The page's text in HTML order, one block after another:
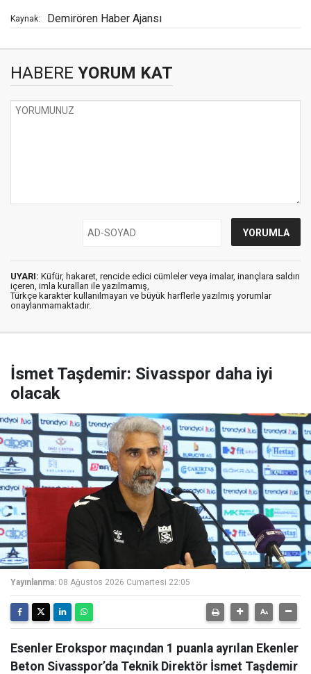
Kaynak: Demirören Haber Ajansı
HABERE YORUM KAT
UYARI: Küfür, hakaret, rencide edici cümleler veya imalar, inançlara saldırı
içeren, imla kuralları ile yazılmamış,
Türkçe karakter kullanılmayan ve büyük harflerle yazılmış yorumlar
onaylanmamaktadır.
İsmet Taşdemir: Sivasspor daha iyi
olacak
Yayınlanma: 08 Ağustos 2026 Cumartesi 22:05
Esenler Erokspor maçından 1 puanla ayrılan Ekenler
Beton Sivasspor’da Teknik Direktör İsmet Taşdemir